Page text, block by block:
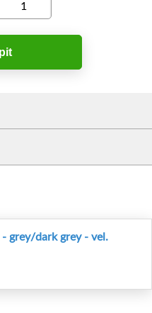
grey/dark grey - vel.